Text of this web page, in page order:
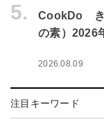
5.
CookDo き
の素）2026
2026.08.09
注目キーワード